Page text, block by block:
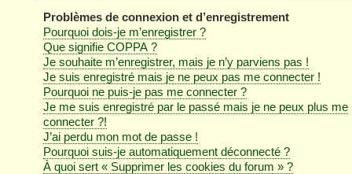
Problèmes de connexion et d’enregistrement
Pourquoi dois-je m’enregistrer ?
Que signifie COPPA ?
Je souhaite m’enregistrer, mais je n’y parviens pas !
Je suis enregistré mais je ne peux pas me connecter !
Pourquoi ne puis-je pas me connecter ?
Je me suis enregistré par le passé mais je ne peux plus me
connecter ?!
J’ai perdu mon mot de passe !
Pourquoi suis-je automatiquement déconnecté ?
À quoi sert « Supprimer les cookies du forum » ?